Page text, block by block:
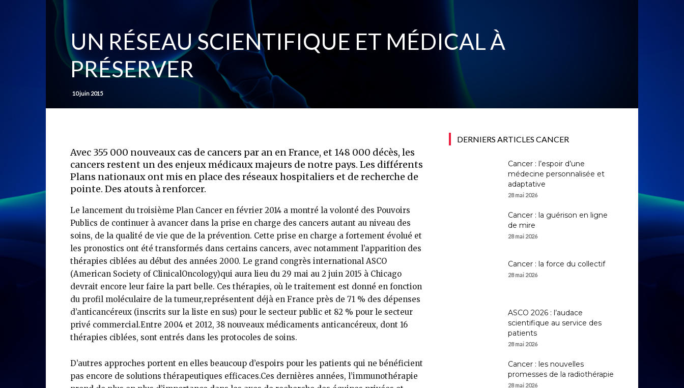
UN RÉSEAU SCIENTIFIQUE ET MÉDICAL À
PRÉSERVER
10 juin 2015
Avec 355 000 nouveaux cas de cancers par an en France, et 148 000 décès, les
cancers restent un des enjeux médicaux majeurs de notre pays. Les différents
Plans nationaux ont mis en place des réseaux hospitaliers et de recherche de
pointe. Des atouts à renforcer.
Le lancement du troisième Plan Cancer en février 2014 a montré la volonté des Pouvoirs
Publics de continuer à avancer dans la prise en charge des cancers autant au niveau des
soins, de la qualité de vie que de la prévention. Cette prise en charge a fortement évolué et
les pronostics ont été transformés dans certains cancers, avec notamment l’apparition des
thérapies ciblées au début des années 2000. Le grand congrès international ASCO
(American Society of ClinicalOncology)qui aura lieu du 29 mai au 2 juin 2015 à Chicago
devrait encore leur faire la part belle. Ces thérapies, où le traitement est donné en fonction
du profil moléculaire de la tumeur,représentent déjà en France près de 71 % des dépenses
d’anticancéreux (inscrits sur la liste en sus) pour le secteur public et 82 % pour le secteur
privé commercial.Entre 2004 et 2012, 38 nouveaux médicaments anticancéreux, dont 16
thérapies ciblées, sont entrés dans les protocoles de soins.
D’autres approches portent en elles beaucoup d’espoirs pour les patients qui ne bénéficient
pas encore de solutions thérapeutiques efficaces.Ces dernières années, l’immunothérapie
DERNIERS ARTICLES CANCER
Cancer : l’espoir d’une
médecine personnalisée et
adaptative
28 mai 2026
Cancer : la guérison en ligne
de mire
28 mai 2026
Cancer : la force du collectif
28 mai 2026
ASCO 2026 : l’audace
scientifique au service des
patients
28 mai 2026
Cancer : les nouvelles
promesses de la radiothérapie
28 mai 2026